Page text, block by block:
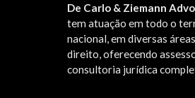
De Carlo & Ziemann
tem atuação em todo o
nacional, em diversas
direito, oferecendo
consultoria jurídica